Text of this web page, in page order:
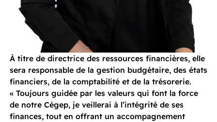
À titre de directrice des ressources financières, elle
sera responsable de la gestion budgétaire, des états
financiers, de la comptabilité et de la trésorerie.
« Toujours guidée par les valeurs qui font la force
de notre Cégep, je veillerai à l’intégrité de ses
finances, tout en offrant un accompagnement